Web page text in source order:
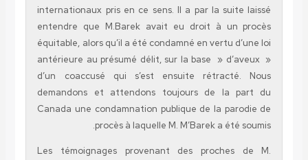
internationaux pris en ce sens. Il a par la
entendre que M.Barek avait eu droit à un
équitable, alors qu’il a été condamné en vertu
antérieure au présumé délit, sur la base »
d’un coaccusé qui s’est ensuite
demandons et attendons toujours de la
Canada une condamnation publique de la
procès à laquelle M. M’Barek a été
Les témoignages provenant des